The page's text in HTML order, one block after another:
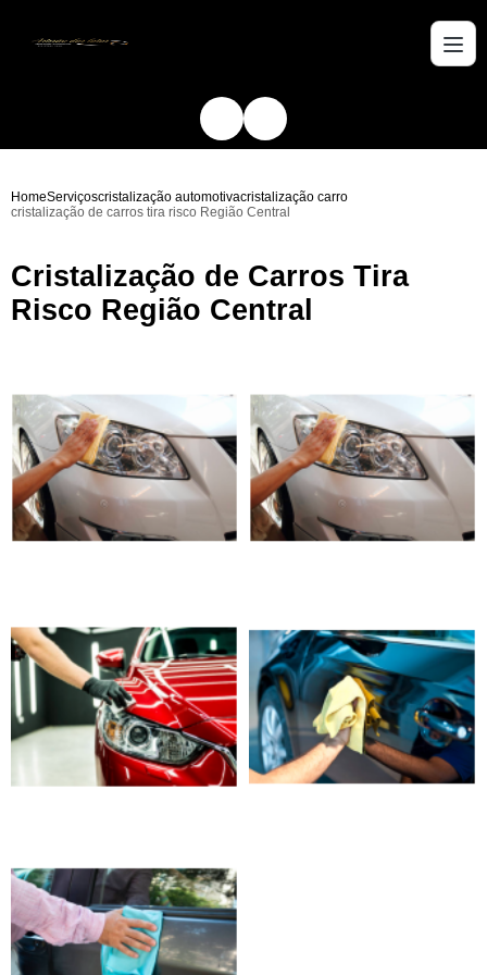
HomeServiçoscristalização automotivacristalização carro
cristalização de carros tira risco Região Central
Cristalização de Carros Tira
Risco Região Central